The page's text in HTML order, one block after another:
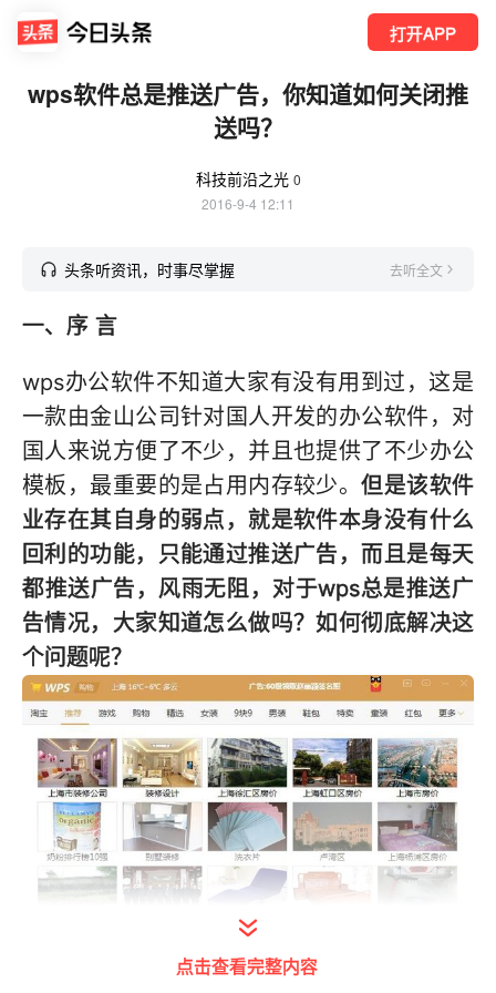
打开APP
wps软件总是推送广告，你知道如何关闭推
送吗？
科技前沿之光 0
2016-9-4 12:11
头条听资讯，时事尽掌握 去听全文
一、序 言
wps办公软件不知道大家有没有用到过，这是
一款由金山公司针对国人开发的办公软件，对
国人来说方便了不少，并且也提供了不少办公
模板，最重要的是占用内存较少。但是该软件
业存在其自身的弱点，就是软件本身没有什么
回利的功能，只能通过推送广告，而且是每天
都推送广告，风雨无阻，对于wps总是推送广
告情况，大家知道怎么做吗？如何彻底解决这
个问题呢？
点击查看完整内容